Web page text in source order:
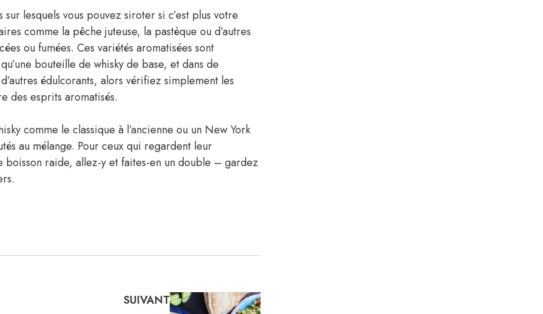
lesquels vous pouvez siroter si c’est plus votre
comme la pêche juteuse, la pastèque ou d’autres
ou fumées. Ces variétés aromatisées sont
bouteille de whisky de base, et dans de
édulcorants, alors vérifiez simplement les
des esprits aromatisés.
comme le classique à l’ancienne ou un New York
au mélange. Pour ceux qui regardent leur
boisson raide, allez-y et faites-en un double – gardez
SUIVANT